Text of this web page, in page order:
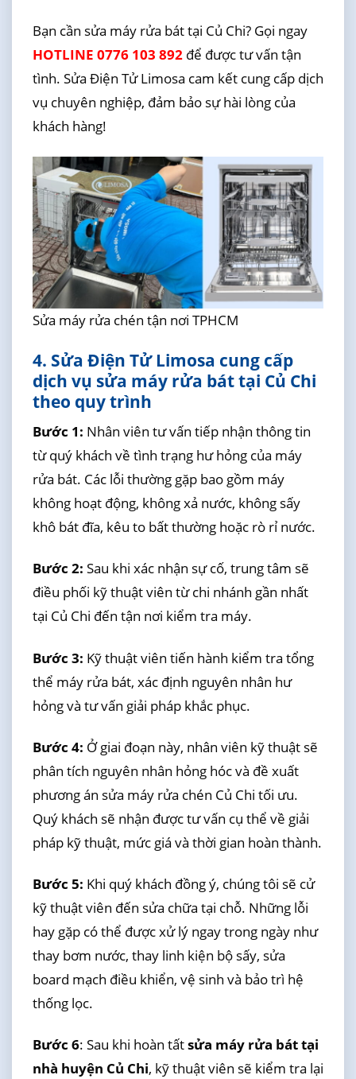
Bạn cần sửa máy rửa bát tại Củ Chi? Gọi ngay
HOTLINE 0776 103 892để được tư vấn tận
tình. Sửa Điện Tử Limosa cam kết cung cấp dịch
vụ chuyên nghiệp, đảm bảo sự hài lòng của
khách hàng!
Sửa máy rửa chén tận nơi TPHCM
4. Sửa Điện Tử Limosa cung cấp
dịch vụ sửa máy rửa bát tại Củ Chi
theo quy trình
Bước 1: Nhân viên tư vấn tiếp nhận thông tin
từ quý khách về tình trạng hư hỏng của máy
rửa bát. Các lỗi thường gặp bao gồm máy
không hoạt động, không xả nước, không sấy
khô bát đĩa, kêu to bất thường hoặc rò rỉ nước.
Bước 2: Sau khi xác nhận sự cố, trung tâm sẽ
điều phối kỹ thuật viên từ chi nhánh gần nhất
tại Củ Chi đến tận nơi kiểm tra máy.
Bước 3: Kỹ thuật viên tiến hành kiểm tra tổng
thể máy rửa bát, xác định nguyên nhân hư
hỏng và tư vấn giải pháp khắc phục.
Bước 4: Ở giai đoạn này, nhân viên kỹ thuật sẽ
phân tích nguyên nhân hỏng hóc và đề xuất
phương án sửa máy rửa chén Củ Chi tối ưu.
Quý khách sẽ nhận được tư vấn cụ thể về giải
pháp kỹ thuật, mức giá và thời gian hoàn thành.
Bước 5: Khi quý khách đồng ý, chúng tôi sẽ cử
kỹ thuật viên đến sửa chữa tại chỗ. Những lỗi
hay gặp có thể được xử lý ngay trong ngày như
thay bơm nước, thay linh kiện bộ sấy, sửa
board mạch điều khiển, vệ sinh và bảo trì hệ
thống lọc.
Bước 6: Sau khi hoàn tấtsửa máy rửa bát tại
nhà huyện Củ Chi, kỹ thuật viên sẽ kiểm tra lại